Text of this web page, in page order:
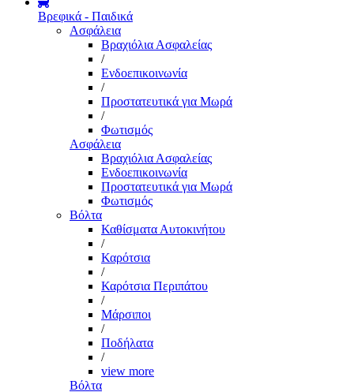
Βρεφικά - Παιδικά
Ασφάλεια
Βραχιόλια Ασφαλείας
/
Ενδοεπικοινωνία
/
Προστατευτικά για Μωρά
/
Φωτισμός
Ασφάλεια
Βραχιόλια Ασφαλείας
Ενδοεπικοινωνία
Προστατευτικά για Μωρά
Φωτισμός
Βόλτα
Καθίσματα Αυτοκινήτου
/
Καρότσια
/
Καρότσια Περιπάτου
/
Μάρσιποι
/
Ποδήλατα
/
view more
Βόλτα